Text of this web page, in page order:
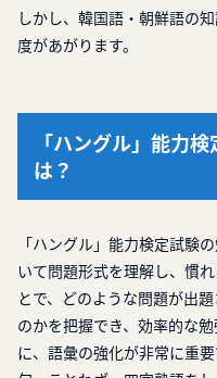
しかし、韓国語・朝鮮語の
度があがります。
「ハングル」能力
は？
「ハングル」能力検定試験
いて問題形式を理解し、慣
とで、どのような問題が出
のかを把握でき、効率的な
に、語彙の強化が非常に重